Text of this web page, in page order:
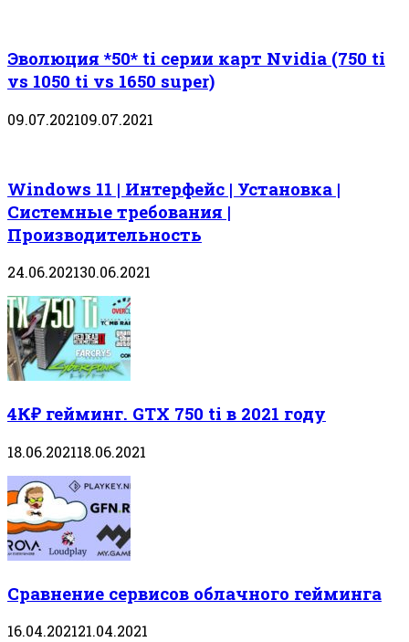
Эволюция *50* ti серии карт Nvidia (750 ti
vs 1050 ti vs 1650 super)
09.07.202109.07.2021
Windows 11 | Интерфейс | Установка |
Системные требования |
Производительность
24.06.202130.06.2021
4К₽ гейминг. GTX 750 ti в 2021 году
18.06.202118.06.2021
Сравнение сервисов облачного гейминга
16.04.202121.04.2021